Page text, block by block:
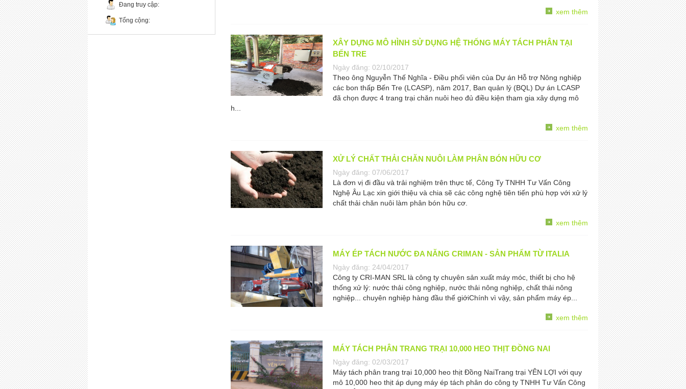
xem thêm
XÂY DỰNG MÔ HÌNH SỬ DỤNG HỆ THỐNG MÁY TÁCH PHÂN TẠI
BẾN TRE
Ngày đăng: 02/10/2017
Theo ông Nguyễn Thế Nghĩa - Điều phối viên của Dự án Hỗ trợ Nông nghiệp
các bon thấp Bến Tre (LCASP), năm 2017, Ban quản lý (BQL) Dự án LCASP
đã chọn được 4 trang trại chăn nuôi heo đủ điều kiện tham gia xây dựng mô
h...
xem thêm
XỬ LÝ CHẤT THẢI CHĂN NUÔI LÀM PHÂN BÓN HỮU CƠ
Ngày đăng: 07/06/2017
Là đơn vị đi đầu và trải nghiệm trên thực tế, Công Ty TNHH Tư Vấn Công
Nghệ Âu Lạc xin giới thiệu và chia sẽ các công nghệ tiên tiến phù hợp với xử lý
chất thải chăn nuôi làm phân bón hữu cơ.
xem thêm
MÁY ÉP TÁCH NƯỚC ĐA NĂNG CRIMAN - SẢN PHẨM TỪ ITALIA
Ngày đăng: 24/04/2017
Công ty CRI-MAN SRL là công ty chuyên sản xuất máy móc, thiết bị cho hệ
thống xử lý: nước thải công nghiệp, nước thải nông nghiệp, chất thải nông
nghiệp... chuyên nghiệp hàng đầu thế giớiChính vì vậy, sản phẩm máy ép...
xem thêm
MÁY TÁCH PHÂN TRANG TRẠI 10,000 HEO THỊT ĐỒNG NAI
Ngày đăng: 02/03/2017
Máy tách phân trang trại 10,000 heo thịt Đồng NaiTrang trại YÊN LỢI với quy
mô 10,000 heo thịt áp dụng máy ép tách phân do công ty TNHH Tư Vấn Công
Đang truy cập:
Tổng cộng: